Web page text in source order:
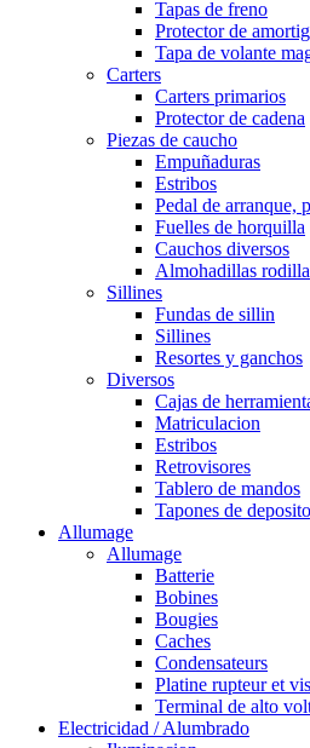
Tapas de freno
Protector de
Tapa de volante
Carters
Carters primarios
Protector de cadena
Piezas de caucho
Empuñaduras
Estribos
Pedal de arranque,
Fuelles de horquilla
Cauchos diversos
Almohadillas rodilla
Sillines
Fundas de sillin
Sillines
Resortes y ganchos
Diversos
Cajas de
Matriculacion
Estribos
Retrovisores
Tablero de mandos
Tapones de
Allumage
Allumage
Batterie
Bobines
Bougies
Caches
Condensateurs
Platine rupteur et
Terminal de alto
Electricidad / Alumbrado